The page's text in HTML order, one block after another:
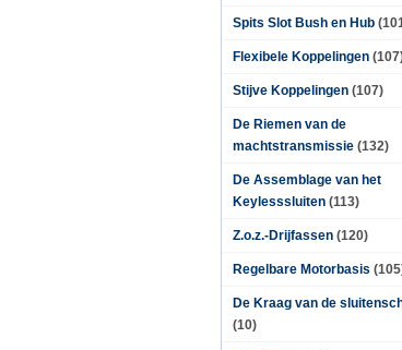
Spits Slot Bush en Hub
Flexibele Koppelingen
Stijve Koppelingen (107)
De Riemen van de
machtstransmissie (132)
De Assemblage van het
Keylesssluiten (113)
Z.o.z.-Drijfassen (120)
Regelbare Motorbasis
De Kraag van de
(10)